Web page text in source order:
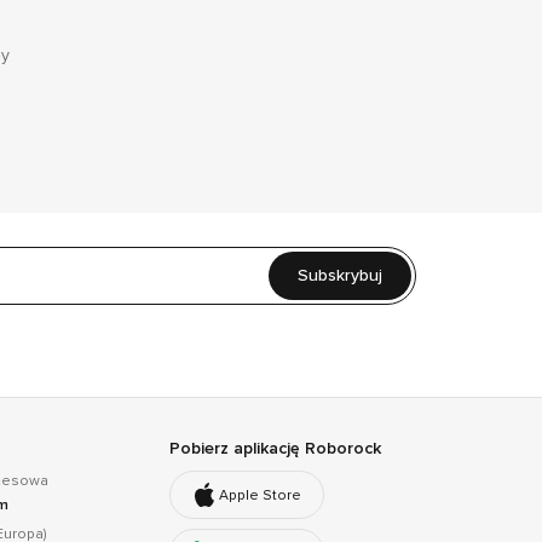
Subskrybuj
Pobierz aplikację Roborock
Apple Store